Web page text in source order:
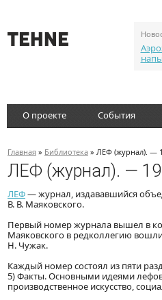
О проекте События
Главная » Библиотека » ЛЕФ (журнал). —
ЛЕФ (журнал). —
ЛЕФ— журнал, издававшийся
В. В. Маяковского.
Первый номер журнала вышел в
Маяковского в редколлегию
Н. Чужак.
Каждый номер состоял из пяти
5) Факты. Основными идеями
производственное искусство,